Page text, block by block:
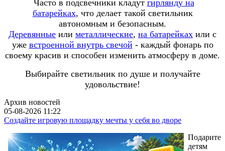
Часто в подсвечники кладут гирлянду на
батарейках, что делает такой светильник
автономным и безопасным.
Деревянные или металлические, на батарейках или с
уже встроенной внутрь свечой - каждый фонарь по
своему красив и способен изменить атмосферу в доме.
Выбирайте светильник по душе и получайте
удовольствие!
Архив новостей
05-08-2026 11:22
Создайте игровую площадку мечты у себя во дворе
Подарите
детям